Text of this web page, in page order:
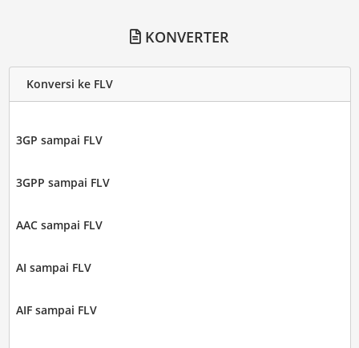
KONVERTER
Konversi ke FLV
3GP sampai FLV
3GPP sampai FLV
AAC sampai FLV
AI sampai FLV
AIF sampai FLV